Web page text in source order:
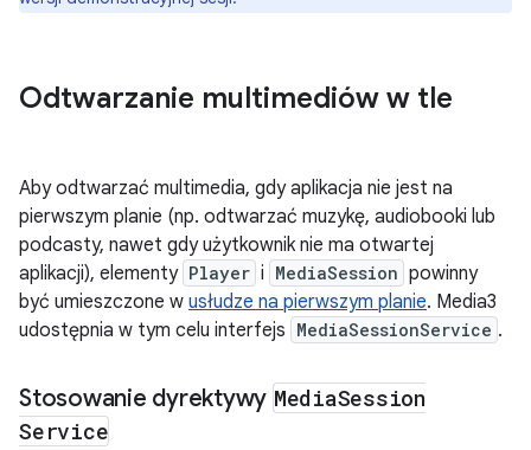
Odtwarzanie multimediów w tle
Aby odtwarzać multimedia, gdy aplikacja nie jest na
pierwszym planie (np. odtwarzać muzykę, audiobooki lub
podcasty, nawet gdy użytkownik nie ma otwartej
aplikacji), elementy Player i MediaSession powinny
być umieszczone w usłudze na pierwszym planie. Media3
udostępnia w tym celu interfejs MediaSessionService .
Stosowanie dyrektywy MediaSession
Service